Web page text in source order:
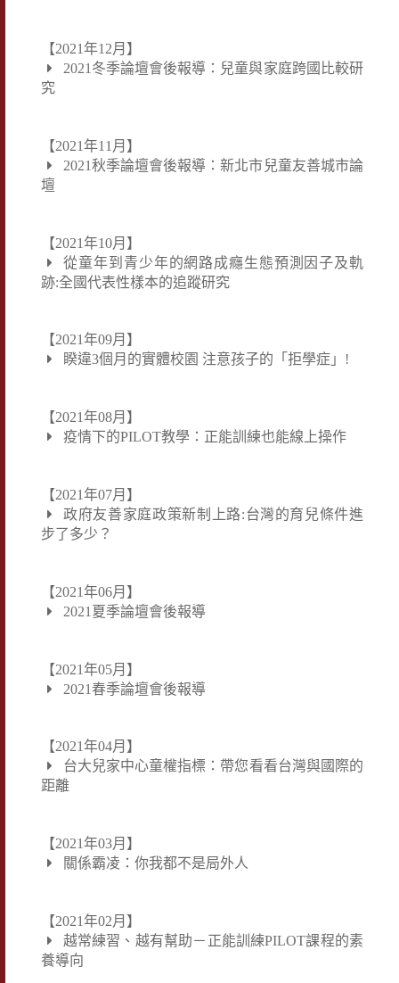
【2021年12月】
2021冬季論壇會後報導：兒童與家庭跨國比較研
究
【2021年11月】
2021秋季論壇會後報導：新北市兒童友善城市論
壇
【2021年10月】
從童年到青少年的網路成癮生態預測因子及軌
跡:全國代表性樣本的追蹤研究
【2021年09月】
睽違3個月的實體校園 注意孩子的「拒學症」!
【2021年08月】
疫情下的PILOT教學：正能訓練也能線上操作
【2021年07月】
政府友善家庭政策新制上路:台灣的育兒條件進
步了多少？
【2021年06月】
2021夏季論壇會後報導
【2021年05月】
2021春季論壇會後報導
【2021年04月】
台大兒家中心童權指標：帶您看看台灣與國際的
距離
【2021年03月】
關係霸凌：你我都不是局外人
【2021年02月】
越常練習、越有幫助－正能訓練PILOT課程的素
養導向